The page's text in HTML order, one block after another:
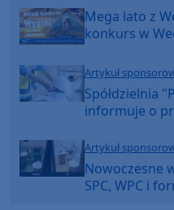
Mega lato z
konkurs w
Artykuł
Spółdzielnia
informuje o
Artykuł
Nowoczesne
SPC, WPC i